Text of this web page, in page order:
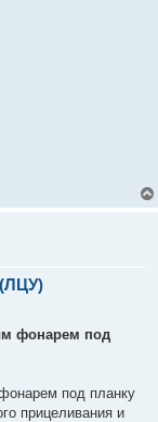
фонарем под
под планку
прицеливания и